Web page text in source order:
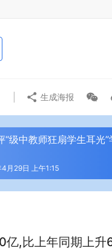
生成海报
“级中教师狂扇学生耳光
月29日 上午1:15
亿,比上年同期上升